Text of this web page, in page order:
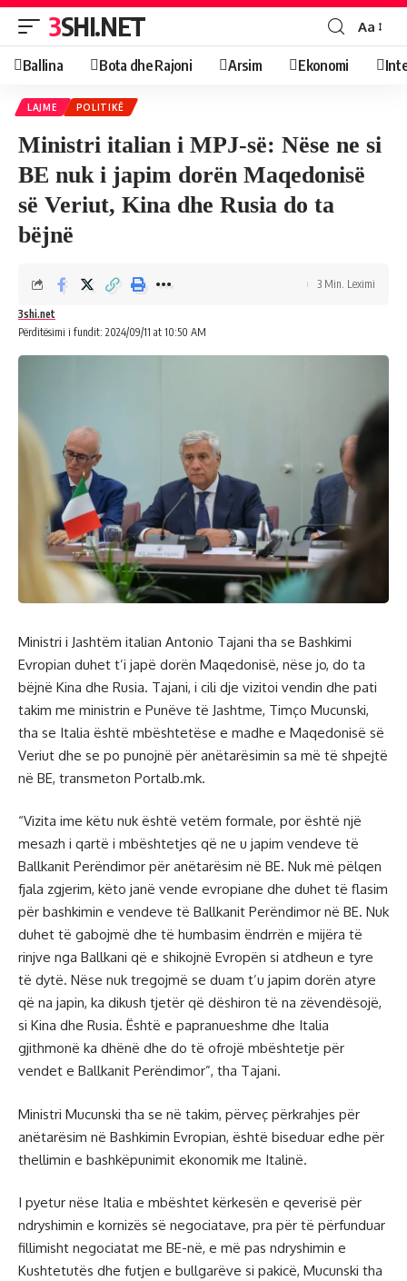
3SHI.NET Aa
Ballina Bota dhe Rajoni Arsim Ekonomi
LAJME POLITIKË
Ministri italian i MPJ-së: Nëse ne si
BE nuk i japim dorën Maqedonisë
së Veriut, Kina dhe Rusia do ta
bëjnë
Përditësimi i fundit: 2024/09/11 at 10:50 AM
3shi.net
3 Min. Leximi
Ministri i Jashtëm italian Antonio Tajani tha se Bashkimi
Evropian duhet t’i japë dorën Maqedonisë, nëse jo, do ta
bëjnë Kina dhe Rusia. Tajani, i cili dje vizitoi vendin dhe pati
takim me ministrin e Punëve të Jashtme, Timço Mucunski,
tha se Italia është mbështetëse e madhe e Maqedonisë së
Veriut dhe se po punojnë për anëtarësimin sa më të shpejtë
në BE, transmeton Portalb.mk.
“Vizita ime këtu nuk është vetëm formale, por është një
mesazh i qartë i mbështetjes që ne u japim vendeve të
Ballkanit Perëndimor për anëtarësim në BE. Nuk më pëlqen
fjala zgjerim, këto janë vende evropiane dhe duhet të flasim
për bashkimin e vendeve të Ballkanit Perëndimor në BE. Nuk
duhet të gabojmë dhe të humbasim ëndrrën e mijëra të
rinjve nga Ballkani që e shikojnë Evropën si atdheun e tyre
të dytë. Nëse nuk tregojmë se duam t’u japim dorën atyre
që na japin, ka dikush tjetër që dëshiron të na zëvendësojë,
si Kina dhe Rusia. Është e papranueshme dhe Italia
gjithmonë ka dhënë dhe do të ofrojë mbështetje për
vendet e Ballkanit Perëndimor”, tha Tajani.
Ministri Mucunski tha se në takim, përveç përkrahjes për
anëtarësim në Bashkimin Evropian, është biseduar edhe për
thellimin e bashkëpunimit ekonomik me Italinë.
I pyetur nëse Italia e mbështet kërkesën e qeverisë për
ndryshimin e kornizës së negociatave, pra për të përfunduar
fillimisht negociatat me BE-në, e më pas ndryshimin e
Kushtetutës dhe futjen e bullgarëve si pakicë, Mucunski tha